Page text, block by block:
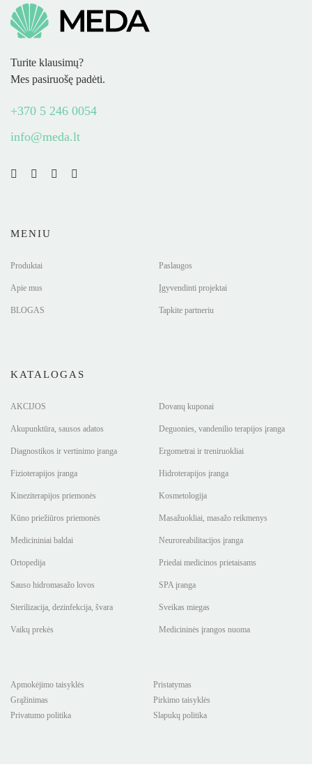
Turite klausimų?
Mes pasiruošę padėti.
+370 5 246 0054
info@meda.lt
MENIU
Produktai Paslaugos
Apie mus Įgyvendinti projektai
BLOGAS Tapkite partneriu
KATALOGAS
AKCIJOS Dovanų kuponai
Akupunktūra, sausos adatos Deguonies, vandenilio terapijos įranga
Diagnostikos ir vertinimo įranga Ergometrai ir treniruokliai
Fizioterapijos įranga Hidroterapijos įranga
Kineziterapijos priemonės Kosmetologija
Kūno priežiūros priemonės Masažuokliai, masažo reikmenys
Medicininiai baldai Neuroreabilitacijos įranga
Ortopedija Priedai medicinos prietaisams
Sauso hidromasažo lovos SPA įranga
Sterilizacija, dezinfekcija, švara Sveikas miegas
Vaikų prekės Medicininės įrangos nuoma
Apmokėjimo taisyklės
Pristatymas
Grąžinimas
Pirkimo taisyklės
Privatumo politika
Slapukų politika